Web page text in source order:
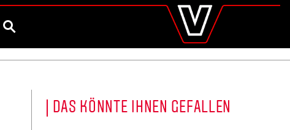
valtra.de
Austria
Denmark
Estonia
SUCHE
DAS KÖNNTE IHNEN GEFALLEN